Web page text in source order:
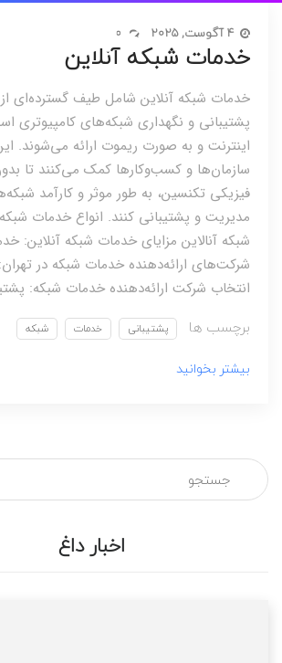
4 آگوست, 2025 0
خدمات شبکه آنلاین
خدمات شبکه آنلاین شامل طیف گسترده‌ای
پشتیبانی و نگهداری شبکه‌های کامپیوتری
اینترنت و به صورت ریموت ارائه می‌شوند.
سازمان‌ها و کسب‌وکارها کمک می‌کنند تا
فیزیکی تکنسین، به طور موثر و کارآمد
مدیریت و پشتیبانی کنند. انواع خدمات
شبکه آنالاین مزایای خدمات شبکه آنلاین:
شرکت‌های ارائه‌دهنده خدمات شبکه در
انتخاب شرکت ارائه‌دهنده خدمات شبکه:
برچسب ها پشتیبانی خدمات شبکه
بیشتر بخوانید
اخبار داغ